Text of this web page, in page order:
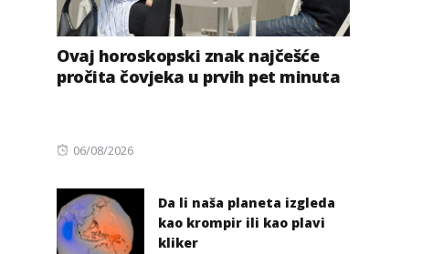
Ovaj horoskopski znak najčešće
pročita čovjeka u prvih pet minuta
Posted
06/08/2026
Da li naša planeta izgleda
kao krompir ili kao plavi
kliker